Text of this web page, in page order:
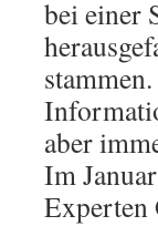
bei einer
aber
Im
Experten